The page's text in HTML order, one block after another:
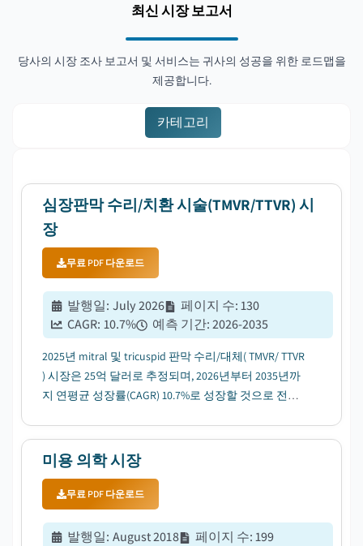
최신 시장 보고서
당사의 시장 조사 보고서 및 서비스는 귀사의 성공을 위한 로드맵을
제공합니다.
카테고리
심장판막 수리/치환 시술(TMVR/TTVR) 시
장
무료 PDF 다운로드
발행일: July 2026 페이지 수:130
CAGR: 10.7% 예측 기간:2026-2035
2025년 mitral 및 tricuspid 판막 수리/대체( TMVR/ TTVR
) 시장은 25억 달러로 추정되며, 2026년부터 2035년까
지 연평균 성장률(CAGR) 10.7%로 성장할 것으로 전망
미용 의학 시장
무료 PDF 다운로드
발행일: August 2018 페이지 수:199